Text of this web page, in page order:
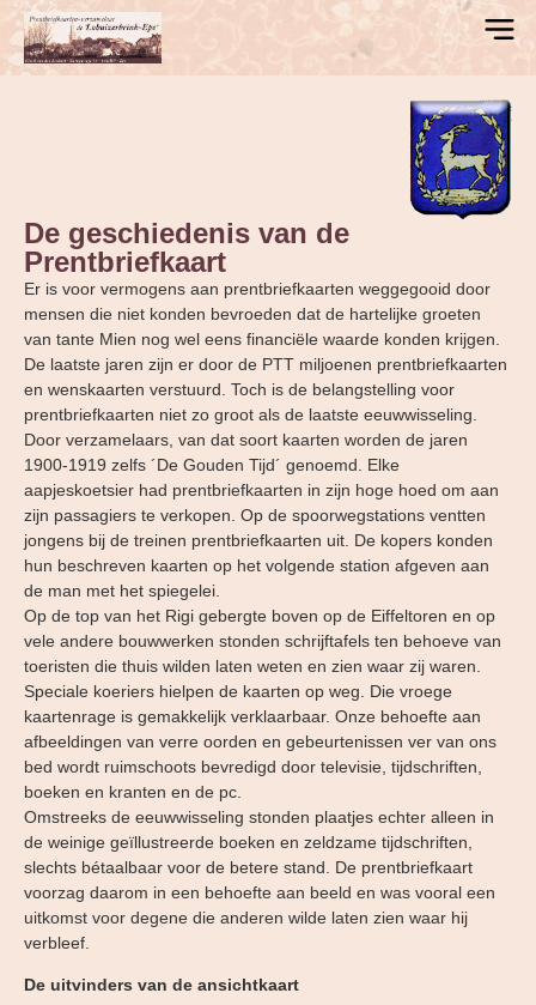
De geschiedenis van de
Prentbriefkaart
Er is voor vermogens aan prentbriefkaarten weggegooid door
mensen die niet konden bevroeden dat de hartelijke groeten
van tante Mien nog wel eens financiële waarde konden krijgen.
De laatste jaren zijn er door de PTT miljoenen prentbriefkaarten
en wenskaarten verstuurd. Toch is de belangstelling voor
prentbriefkaarten niet zo groot als de laatste eeuwwisseling.
Door verzamelaars, van dat soort kaarten worden de jaren
1900-1919 zelfs ´De Gouden Tijd´ genoemd. Elke
aapjeskoetsier had prentbriefkaarten in zijn hoge hoed om aan
zijn passagiers te verkopen. Op de spoorwegstations ventten
jongens bij de treinen prentbriefkaarten uit. De kopers konden
hun beschreven kaarten op het volgende station afgeven aan
de man met het spiegelei.
Op de top van het Rigi gebergte boven op de Eiffeltoren en op
vele andere bouwwerken stonden schrijftafels ten behoeve van
toeristen die thuis wilden laten weten en zien waar zij waren.
Speciale koeriers hielpen de kaarten op weg. Die vroege
kaartenrage is gemakkelijk verklaarbaar. Onze behoefte aan
afbeeldingen van verre oorden en gebeurtenissen ver van ons
bed wordt ruimschoots bevredigd door televisie, tijdschriften,
boeken en kranten en de pc.
Omstreeks de eeuwwisseling stonden plaatjes echter alleen in
de weinige geïllustreerde boeken en zeldzame tijdschriften,
slechts bétaalbaar voor de betere stand. De prentbriefkaart
voorzag daarom in een behoefte aan beeld en was vooral een
uitkomst voor degene die anderen wilde laten zien waar hij
verbleef.
De uitvinders van de ansichtkaart